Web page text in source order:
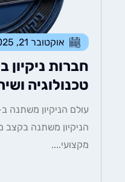
אוקטובר 21, 2025
טכנולוגיה ושירות
הניקיון משתנה בקצב מהיר.
מקצועי....